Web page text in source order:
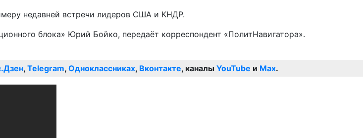
недавней встречи лидеров США и КНДР.
блока» Юрий Бойко, передаёт корреспондент «ПолитНавигатора».
, Telegram, Одноклассниках, Вконтакте, каналы YouTube и Max.